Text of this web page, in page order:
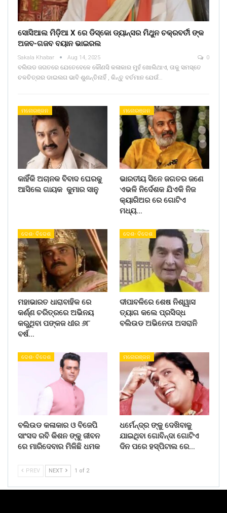
ସୋସିଆଲ ମିଡ଼ିଆ X ରେ ଡିସ୍କୋ ଡ୍ୟାନ୍ସର ମିଥୁନ ଚକ୍ରବର୍ତୀ ଙ୍କ
ଅଜବ-ଗଜବ ବୟାନ ଭାଇରଲ
Sakala Khabar Aug 14, 2025 0
ବଲିଉଡ ଜଗତରେ ଯେତେବେଳେ କୌଣସି କଳାକାର ମୁହଁ ଖୋଲିଥାଏ, ତାକୁ ସମସ୍ତେ
ଚଳଚିତ୍ରର ଡାଇଲଗ ଭାବି ଶୁଣନ୍ତିନାହିଁ , କିନ୍ତୁ ବର୍ତମାନ ଯେଉଁ…
ମନୋରଞ୍ଜନ
କାହିଁକି ଅଚାନକ ବିବାଦ ଘେରକୁ
ଆସିଲେ ଗାୟକ କୁମାର ସାନୁ
ମନୋରଞ୍ଜନ
ଭାରତୀୟ ସିନେ ଜଗତର ଜଣେ
ଏଭଳି ନିର୍ଦେଶକ ଯିଏକି ନିଜ
କ୍ୟାରିଅର ରେ ଗୋଟିଏ
ମଧ୍ୟ…
ଦେଶ- ବିଦେଶ
ମହାଭାରତ ଧାରାବାହିକ ରେ
କର୍ଣ୍ଣ ଚରିତ୍ରରେ ଅଭିନୟ
କରୁଥିବା ପଙ୍କଜ ଧୀର ୬୮
ବର୍ଷ…
ଦେଶ- ବିଦେଶ
ଦୀପାବଳିରେ ଶେଷ ନିଶ୍ୱାସ
ତ୍ୟାଗ କଲେ ପ୍ରସିଦ୍ଧ
ବଲିଉଡ ଅଭିନେତା ଅସରାନି
ଦେଶ- ବିଦେଶ
ବଲିଉଡ କଳାକାର ଓ ବିଜେପି
ସାଂସଦ ରବି କିଶନ ଙ୍କୁ ଜୀବନ
ରେ ମାରିଦେବାର ମିଳିଛି ଧମକ
ମନୋରଞ୍ଜନ
ଧର୍ମେନ୍ଦ୍ର ଙ୍କୁ ଦେଖିବାକୁ
ଯାଇଥିବା ଗୋବିନ୍ଦା ଗୋଟିଏ
ଦିନ ପରେ ହସ୍ପିଟାଲ ରେ…
PREV NEXT 1 of 2